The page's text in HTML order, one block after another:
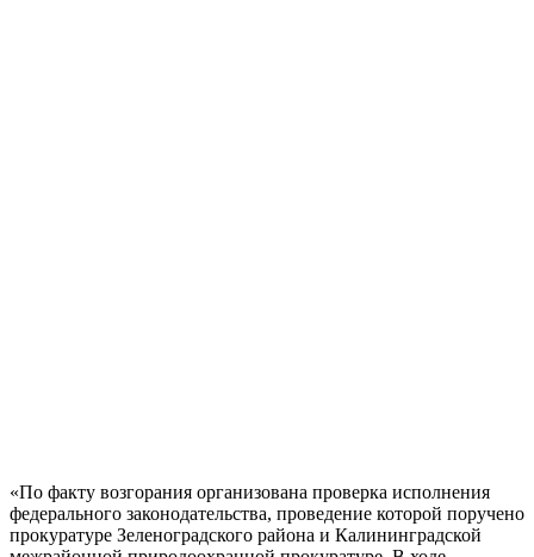
«По факту возгорания организована проверка исполнения
федерального законодательства, проведение которой поручено
прокуратуре Зеленоградского района и Калининградской